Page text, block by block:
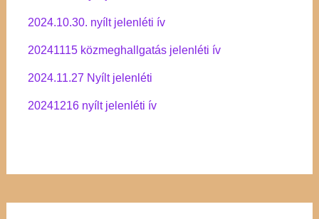
2024.10.30. nyílt jelenléti ív
20241115 közmeghallgatás jelenléti ív
2024.11.27 Nyílt jelenléti
20241216 nyílt jelenléti ív